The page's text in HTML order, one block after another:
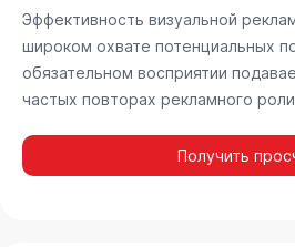
Эффективность визуальной
широком охвате потенциальных
обязательном восприятии
частых повторах рекламного
Получить